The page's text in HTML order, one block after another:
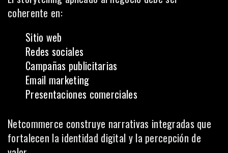
coherente en:
Sitio web
Redes sociales
Campañas publicitarias
Email marketing
Presentaciones comerciales
Netcommerce construye narrativas integradas que
fortalecen la identidad digital y la percepción de